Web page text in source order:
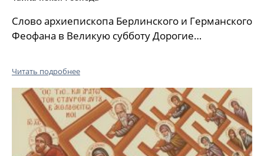
Слово архиепископа Берлинского и Германского
Феофана в Великую субботу Дорогие…
Читать подробнее